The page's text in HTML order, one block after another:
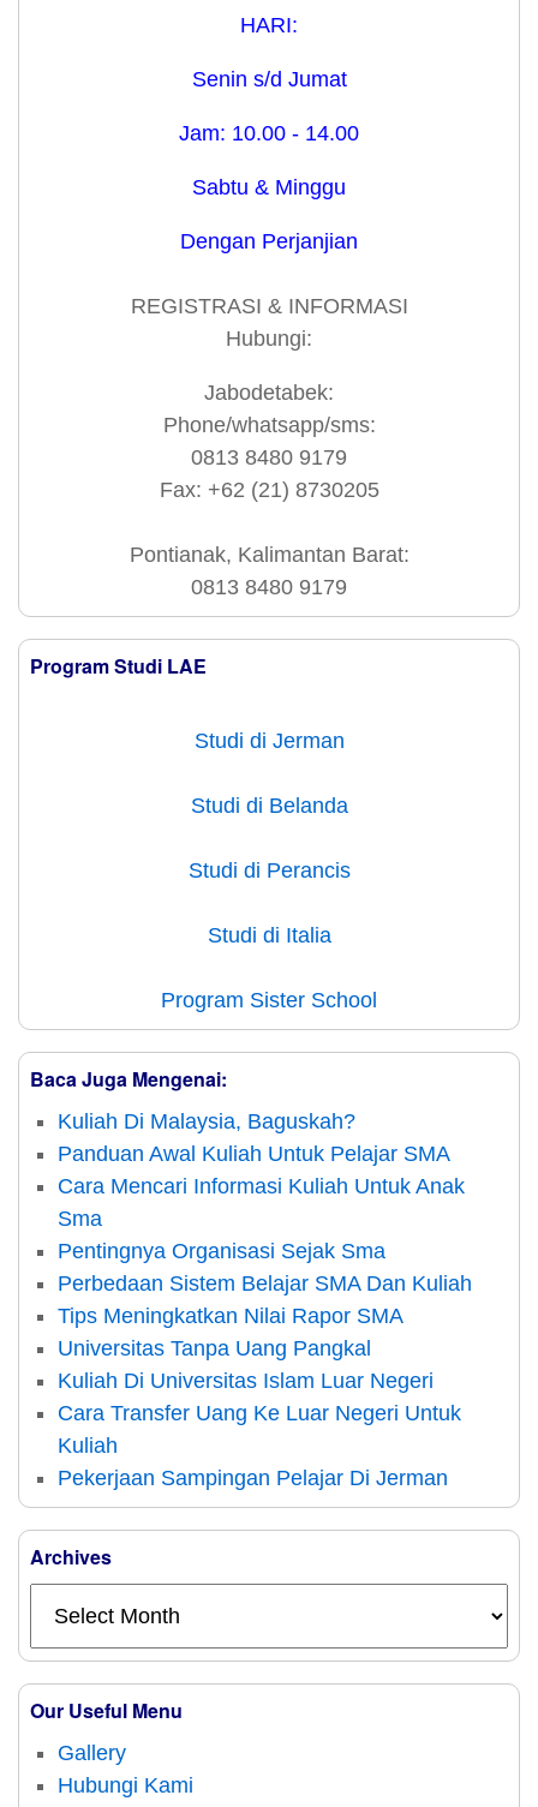
HARI:
Senin s/d Jumat
Jam: 10.00 - 14.00
Sabtu & Minggu
Dengan Perjanjian
REGISTRASI & INFORMASI
Hubungi:
Jabodetabek:
Phone/whatsapp/sms:
0813 8480 9179
Fax: +62 (21) 8730205
Pontianak, Kalimantan Barat:
0813 8480 9179
Program Studi LAE
Studi di Jerman
Studi di Belanda
Studi di Perancis
Studi di Italia
Program Sister School
Baca Juga Mengenai:
Kuliah Di Malaysia, Baguskah?
Panduan Awal Kuliah Untuk Pelajar SMA
Cara Mencari Informasi Kuliah Untuk Anak
Sma
Pentingnya Organisasi Sejak Sma
Perbedaan Sistem Belajar SMA Dan Kuliah
Tips Meningkatkan Nilai Rapor SMA
Universitas Tanpa Uang Pangkal
Kuliah Di Universitas Islam Luar Negeri
Cara Transfer Uang Ke Luar Negeri Untuk
Kuliah
Pekerjaan Sampingan Pelajar Di Jerman
Archives
Our Useful Menu
Gallery
Hubungi Kami